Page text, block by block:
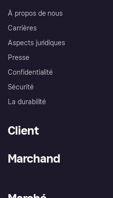
À propos de nous
Carrières
Aspects juridiques
Presse
Confidentialité
Sécurité
La durabilité
Client
Explorez les magasins
Marchand
Portail Marchand